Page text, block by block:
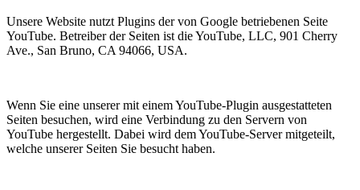
Unsere Website nutzt Plugins der von Google betriebenen Seite
YouTube. Betreiber der Seiten ist die YouTube, LLC, 901 Cherry
Ave., San Bruno, CA 94066, USA.
Wenn Sie eine unserer mit einem YouTube-Plugin ausgestatteten
Seiten besuchen, wird eine Verbindung zu den Servern von
YouTube hergestellt. Dabei wird dem YouTube-Server mitgeteilt,
welche unserer Seiten Sie besucht haben.